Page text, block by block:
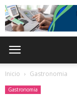
Inicio Gastronomia
Gastronomia